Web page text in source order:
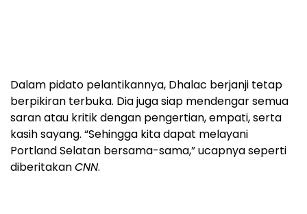
Dalam pidato pelantikannya, Dhalac berjanji tetap
berpikiran terbuka. Dia juga siap mendengar semua
saran atau kritik dengan pengertian, empati, serta
kasih sayang. “Sehingga kita dapat melayani
Portland Selatan bersama-sama,” ucapnya seperti
diberitakanCNN.